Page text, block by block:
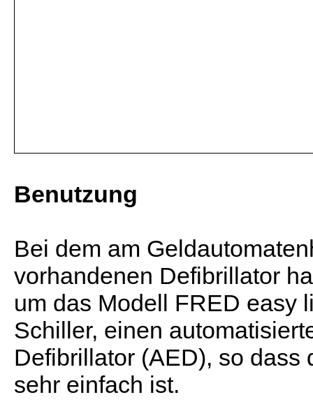
Benutzung
Bei dem am
vorhandenen Defibrillator
um das Modell FRED easy
Schiller, einen
Defibrillator (AED), so dass
sehr einfach ist.